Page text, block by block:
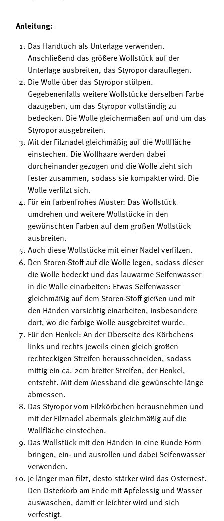
Anleitung:
Das Handtuch als Unterlage verwenden.
Anschließend das größere Wollstück auf der
Unterlage ausbreiten, das Styropor darauflegen.
Die Wolle über das Styropor stülpen.
Gegebenenfalls weitere Wollstücke derselben Farbe
dazugeben, um das Styropor vollständig zu
bedecken. Die Wolle gleichermaßen auf und um das
Styropor ausgebreiten.
Mit der Filznadel gleichmäßig auf die Wollfläche
einstechen. Die Wollhaare werden dabei
durcheinander gezogen und die Wolle zieht sich
fester zusammen, sodass sie kompakter wird. Die
Wolle verfilzt sich.
Für ein farbenfrohes Muster: Das Wollstück
umdrehen und weitere Wollstücke in den
gewünschten Farben auf dem großen Wollstück
ausbreiten.
Auch diese Wollstücke mit einer Nadel verfilzen.
Den Storen-Stoff auf die Wolle legen, sodass dieser
die Wolle bedeckt und das lauwarme Seifenwasser
in die Wolle einarbeiten: Etwas Seifenwasser
gleichmäßig auf dem Storen-Stoff gießen und mit
den Händen vorsichtig einarbeiten, insbesondere
dort, wo die farbige Wolle ausgebreitet wurde.
Für den Henkel: An der Oberseite des Körbchens
links und rechts jeweils einen gleich großen
rechteckigen Streifen herausschneiden, sodass
mittig ein ca. 2cm breiter Streifen, der Henkel,
entsteht. Mit dem Messband die gewünschte länge
abmessen.
Das Styropor vom Filzkörbchen herausnehmen und
mit der Filznadel abermals gleichmäßig auf die
Wollfläche einstechen.
Das Wollstück mit den Händen in eine Runde Form
bringen, ein- und ausrollen und dabei Seifenwasser
verwenden.
Je länger man filzt, desto stärker wird das Osternest.
Den Osterkorb am Ende mit Apfelessig und Wasser
auswaschen, damit er leichter wird und sich
verfestigt.